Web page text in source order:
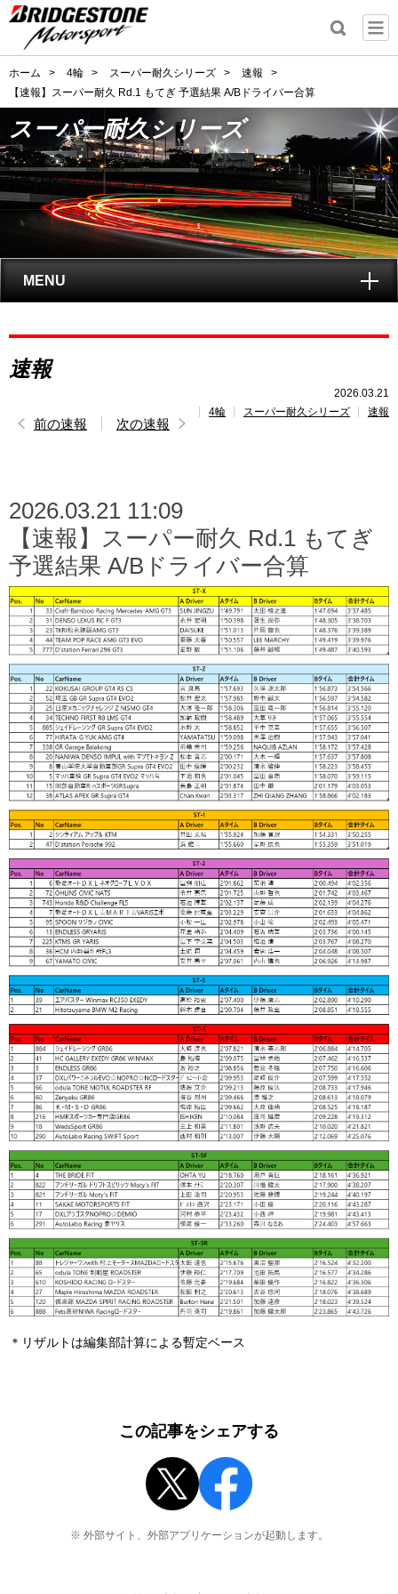
ホーム > 4輪 > スーパー耐久シリーズ > 速報
>
【速報】スーパー耐久 Rd.1 もてぎ 予選結果 A/Bドライバー合算
スーパー耐久シリーズ
MENU
スーパー耐久
シリーズとは?
レポート
レース開催 スケジュール
ポイント ランキング
ドライバー名鑑
速報
2026.03.21
4輪
スーパー耐久シリーズ 速報
前の速報 次の速報
2026.03.21 11:09
【速報】スーパー耐久 Rd.1 もてぎ
予選結果 A/Bドライバー合算
＊リザルトは編集部計算による暫定ベース
この記事をシェアする
※ 外部サイト、外部アプリケーションが起動します。